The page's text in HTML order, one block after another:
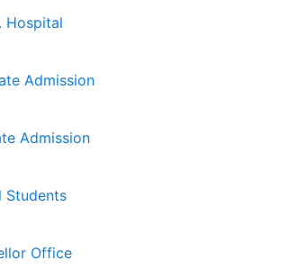
Hospital
Admission
Admission
Students
Office